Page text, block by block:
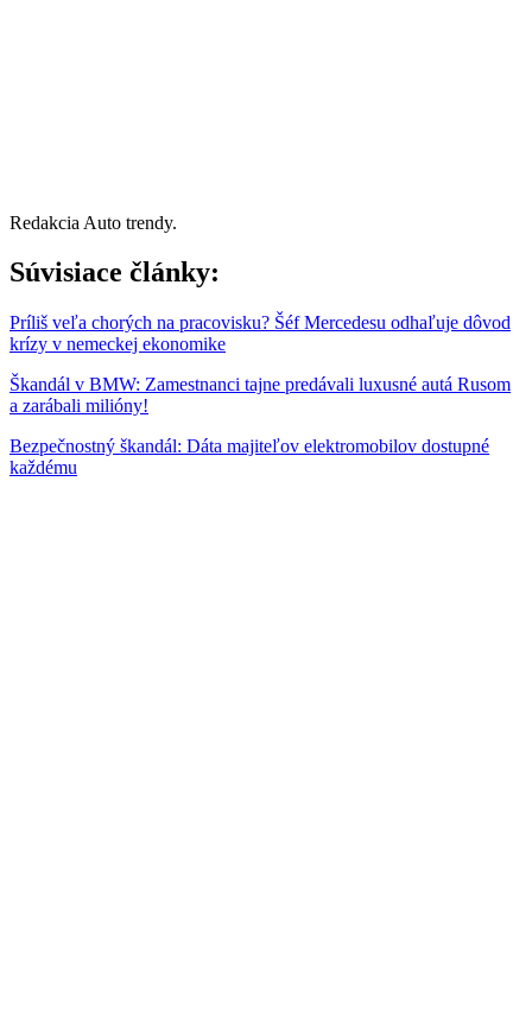
Redakcia Auto trendy.
Súvisiace články:
Príliš veľa chorých na pracovisku? Šéf Mercedesu odhaľuje dôvod
krízy v nemeckej ekonomike
Škandál v BMW: Zamestnanci tajne predávali luxusné autá Rusom
a zarábali milióny!
Bezpečnostný škandál: Dáta majiteľov elektromobilov dostupné
každému